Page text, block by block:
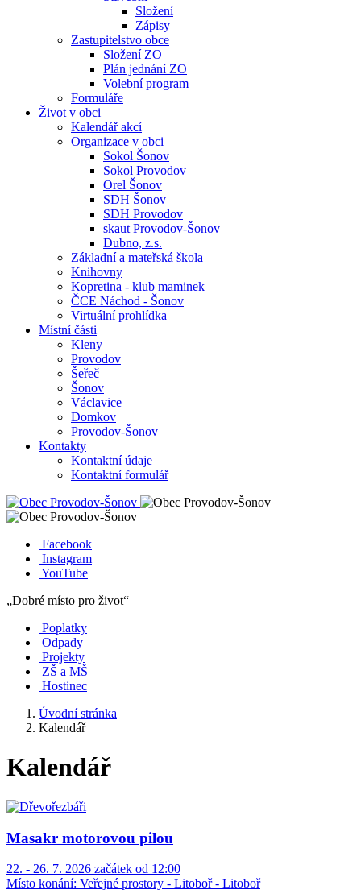
Složení
Zápisy
Zastupitelstvo obce
Složení ZO
Plán jednání ZO
Volební program
Formuláře
Život v obci
Kalendář akcí
Organizace v obci
Sokol Šonov
Sokol Provodov
Orel Šonov
SDH Šonov
SDH Provodov
skaut Provodov-Šonov
Dubno, z.s.
Základní a mateřská škola
Knihovny
Kopretina - klub maminek
ČCE Náchod - Šonov
Virtuální prohlídka
Místní části
Kleny
Provodov
Šeřeč
Šonov
Václavice
Domkov
Provodov-Šonov
Kontakty
Kontaktní údaje
Kontaktní formulář
Facebook
Instagram
YouTube
„Dobré místo pro život“
Poplatky
Odpady
Projekty
ZŠ a MŠ
Hostinec
Úvodní stránka
Kalendář
Kalendář
Masakr motorovou pilou
22. - 26. 7. 2026 začátek od 12:00
Místo konání: Veřejné prostory - Litoboř - Litoboř